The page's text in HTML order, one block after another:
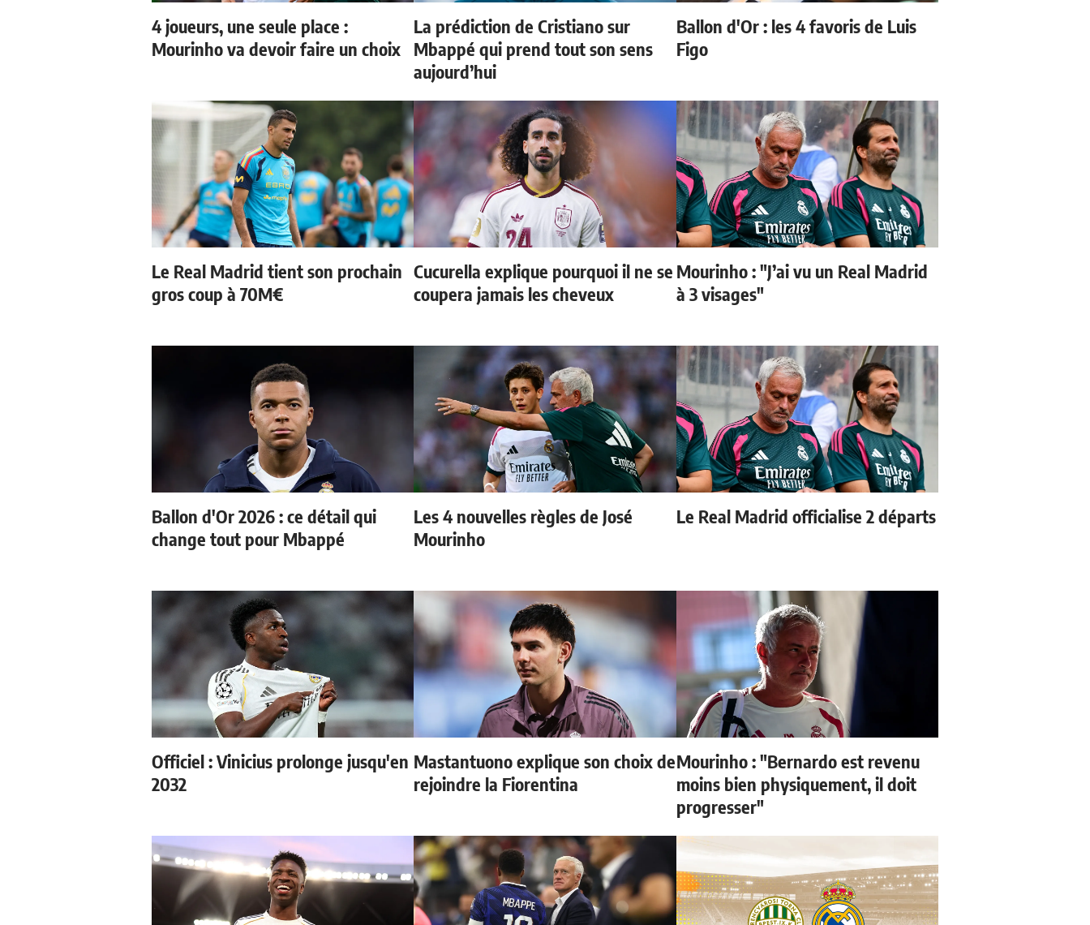
4 joueurs, une seule place :
Mourinho va devoir faire un choix
La prédiction de Cristiano sur
Mbappé qui prend tout son sens
aujourd’hui
Ballon d'Or : les 4 favoris de Luis
Figo
Le Real Madrid tient son prochain
gros coup à 70M€
Cucurella explique pourquoi il ne se
coupera jamais les cheveux
Mourinho : "J’ai vu un Real Madrid
à 3 visages"
Ballon d'Or 2026 : ce détail qui
change tout pour Mbappé
Les 4 nouvelles règles de José
Mourinho
Le Real Madrid officialise 2 départs
Officiel : Vinicius prolonge jusqu'en
2032
Mastantuono explique son choix de
rejoindre la Fiorentina
Mourinho : "Bernardo est revenu
moins bien physiquement, il doit
progresser"